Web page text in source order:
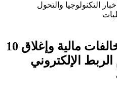
التكنولوجيا والتحول
جمعية الصاغة تنبه: مخالفات مالية وإغلاق 10
الإلكتروني